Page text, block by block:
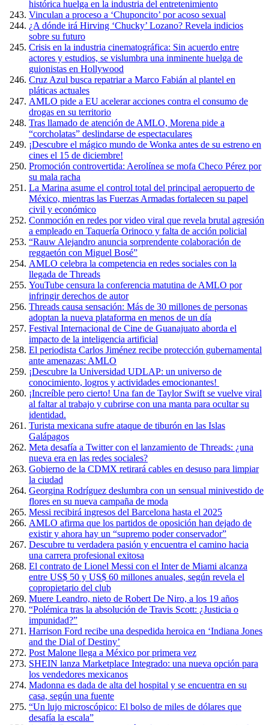
histórica huelga en la industria del entretenimiento
Vinculan a proceso a ‘Chuponcito’ por acoso sexual
¿A dónde irá Hirving ‘Chucky’ Lozano? Revela indicios
sobre su futuro
Crisis en la industria cinematográfica: Sin acuerdo entre
actores y estudios, se vislumbra una inminente huelga de
guionistas en Hollywood
Cruz Azul busca repatriar a Marco Fabián al plantel en
pláticas actuales
AMLO pide a EU acelerar acciones contra el consumo de
drogas en su territorio
Tras llamado de atención de AMLO, Morena pide a
“corcholatas” deslindarse de espectaculares
¡Descubre el mágico mundo de Wonka antes de su estreno en
cines el 15 de diciembre!
Promoción controvertida: Aerolínea se mofa Checo Pérez por
su mala racha
La Marina asume el control total del principal aeropuerto de
México, mientras las Fuerzas Armadas fortalecen su papel
civil y económico
Conmoción en redes por video viral que revela brutal agresión
a empleado en Taquería Orinoco y falta de acción policial
“Rauw Alejandro anuncia sorprendente colaboración de
reggaetón con Miguel Bosé”
AMLO celebra la competencia en redes sociales con la
llegada de Threads
YouTube censura la conferencia matutina de AMLO por
infringir derechos de autor
Threads causa sensación: Más de 30 millones de personas
adoptan la nueva plataforma en menos de un día
Festival Internacional de Cine de Guanajuato aborda el
impacto de la inteligencia artificial
El periodista Carlos Jiménez recibe protección gubernamental
ante amenazas: AMLO
¡Descubre la Universidad UDLAP: un universo de
conocimiento, logros y actividades emocionantes!
¡Increíble pero cierto! Una fan de Taylor Swift se vuelve viral
al faltar al trabajo y cubrirse con una manta para ocultar su
identidad.
Turista mexicana sufre ataque de tiburón en las Islas
Galápagos
Meta desafía a Twitter con el lanzamiento de Threads: ¿una
nueva era en las redes sociales?
Gobierno de la CDMX retirará cables en desuso para limpiar
la ciudad
Georgina Rodríguez deslumbra con un sensual minivestido de
flores en su nueva campaña de moda
Messi recibirá ingresos del Barcelona hasta el 2025
AMLO afirma que los partidos de oposición han dejado de
existir y ahora hay un “supremo poder conservador”
Descubre tu verdadera pasión y encuentra el camino hacia
una carrera profesional exitosa
El contrato de Lionel Messi con el Inter de Miami alcanza
entre US$ 50 y US$ 60 millones anuales, según revela el
copropietario del club
Muere Leandro, nieto de Robert De Niro, a los 19 años
“Polémica tras la absolución de Travis Scott: ¿Justicia o
impunidad?”
Harrison Ford recibe una despedida heroica en ‘Indiana Jones
and the Dial of Destiny’
Post Malone llega a México por primera vez
SHEIN lanza Marketplace Integrado: una nueva opción para
los vendedores mexicanos
Madonna es dada de alta del hospital y se encuentra en su
casa, según una fuente
“Un lujo microscópico: El bolso de miles de dólares que
desafía la escala”